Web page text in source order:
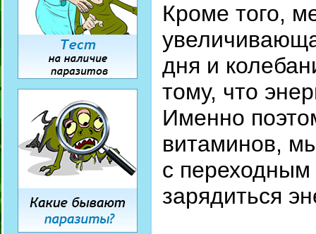
Кроме того,
дня и
тому, что
Именно
витаминов,
с
зарядиться